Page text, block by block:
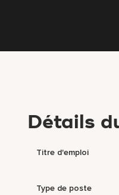
Détails
Titre d'emploi
Type de poste